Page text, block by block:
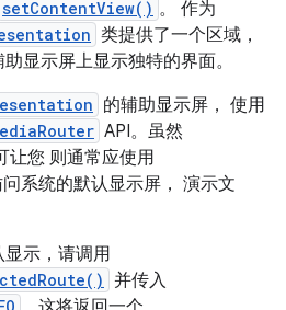
setContentView() 。 作为
类提供了一个区域，
显示屏上显示独特的界面。
的辅助显示屏， 使用
API。虽然
让您 则通常应使用
系统的默认显示屏， 演示文
示，请调用
并传入